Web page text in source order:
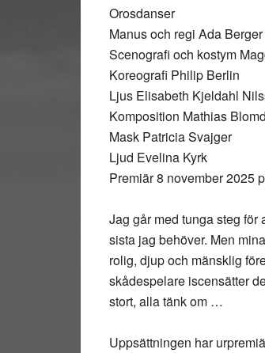
Orosdanser
Manus och regi Ada Berger
Scenografi och kostym
Koreografi Philip Berlin
Ljus Elisabeth Kjeldahl
Komposition Mathias
Mask Patricia Svajger
Ljud Evelina Kyrk
Premiär 8 november 2025
Jag går med tunga steg för
sista jag behöver. Men
rolig, djup och mänsklig
skådespelare iscensätter
stort, alla tänk om …
Uppsättningen har